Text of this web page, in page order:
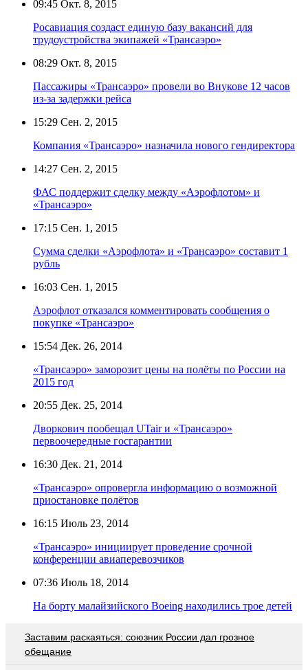
09:45 Окт. 8, 2015
Росавиация создаст единую базу вакансий для
трудоустройства экипажей «Трансаэро»
08:29 Окт. 8, 2015
Пассажиры «Трансаэро» провели во Внукове 12 часов
из-за задержки рейса
15:29 Сен. 2, 2015
Компания «Трансаэро» назначила нового гендиректора
14:27 Сен. 2, 2015
ФАС поддержит сделку между «Аэрофлотом» и
«Трансаэро»
17:15 Сен. 1, 2015
Сумма сделки «Аэрофлота» и «Трансаэро» составит 1
рубль
16:03 Сен. 1, 2015
Аэрофлот отказался комментировать сообщения о
покупке «Трансаэро»
15:54 Дек. 26, 2014
«Трансаэро» заморозит цены на полёты по России на
2015 год
20:55 Дек. 25, 2014
Дворкович пообещал UTair и «Трансаэро»
первоочередные госгарантии
16:30 Дек. 21, 2014
«Трансаэро» опровергла информацию о возможной
приостановке полётов
16:15 Июль 23, 2014
«Трансаэро» инициирует проведение срочной
конференции авиаперевозчиков
07:36 Июль 18, 2014
На борту малайзийского Boeing находились трое детей
Заставим раскаяться: союзник России дал грозное
обещание